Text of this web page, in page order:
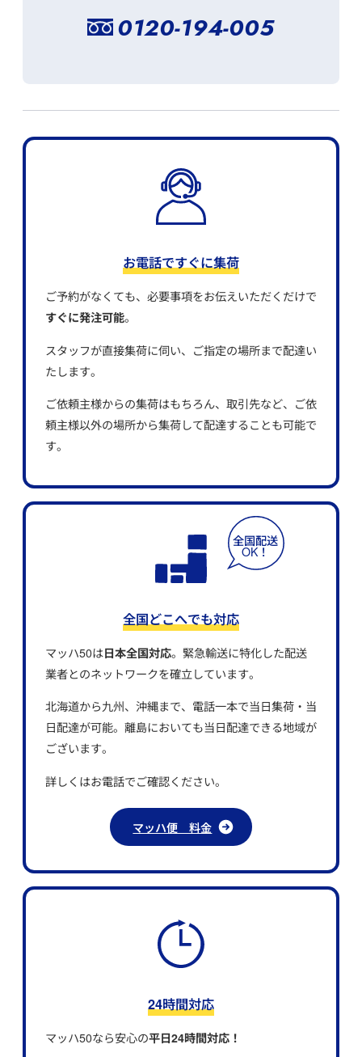
0120-194-005
お電話ですぐに集荷
ご予約がなくても、必要事項をお伝えいただくだけで
すぐに発注可能。
スタッフが直接集荷に伺い、ご指定の場所まで配達い
たします。
ご依頼主様からの集荷はもちろん、取引先など、ご依
頼主様以外の場所から集荷して配達することも可能で
す。
全国どこへでも対応
マッハ50は日本全国対応。緊急輸送に特化した配送
業者とのネットワークを確立しています。
北海道から九州、沖縄まで、電話一本で当日集荷・当
日配達が可能。離島においても当日配達できる地域が
ございます。
詳しくはお電話でご確認ください。
マッハ便 料金
24時間対応
マッハ50なら安心の平日24時間対応！